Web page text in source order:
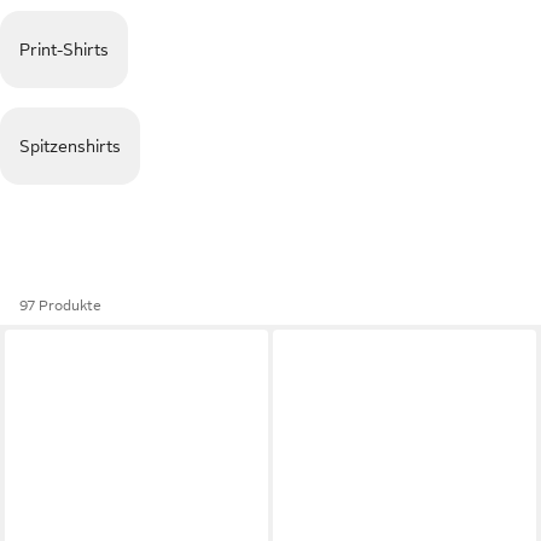
Print-Shirts
Spitzenshirts
97 Produkte